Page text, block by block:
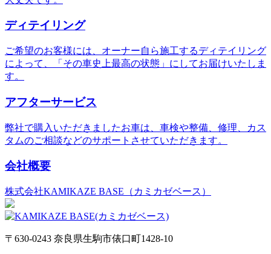
ディテイリング
ご希望のお客様には、オーナー自ら施工するディテイリング
によって、「その車史上最高の状態」にしてお届けいたしま
す。
アフターサービス
弊社で購入いただきましたお車は、車検や整備、修理、カス
タムのご相談などのサポートさせていただきます。
会社概要
株式会社KAMIKAZE BASE（カミカゼベース）
〒630-0243 奈良県生駒市俵口町1428-10